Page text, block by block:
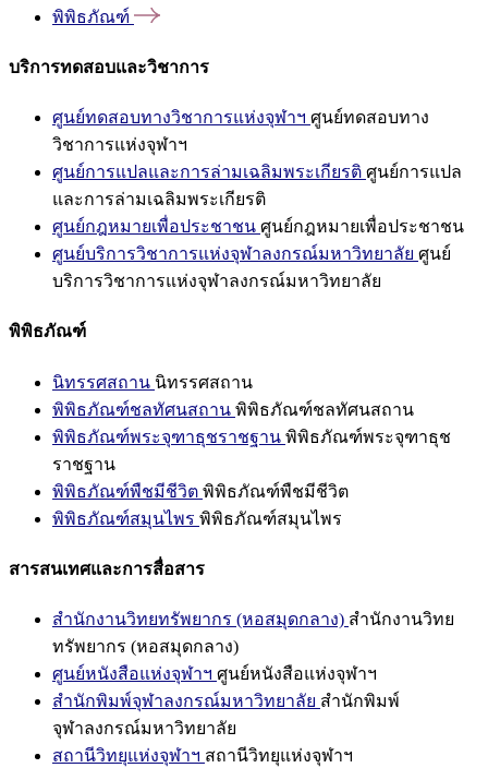
พิพิธภัณฑ์
บริการทดสอบและวิชาการ
ศูนย์ทดสอบทางวิชาการแห่งจุฬาฯ ศูนย์ทดสอบทาง
วิชาการแห่งจุฬาฯ
ศูนย์การแปลและการล่ามเฉลิมพระเกียรติ ศูนย์การแปล
และการล่ามเฉลิมพระเกียรติ
ศูนย์กฎหมายเพื่อประชาชน ศูนย์กฎหมายเพื่อประชาชน
ศูนย์บริการวิชาการแห่งจุฬาลงกรณ์มหาวิทยาลัย ศูนย์
บริการวิชาการแห่งจุฬาลงกรณ์มหาวิทยาลัย
พิพิธภัณฑ์
นิทรรศสถาน นิทรรศสถาน
พิพิธภัณฑ์ชลทัศนสถาน พิพิธภัณฑ์ชลทัศนสถาน
พิพิธภัณฑ์พระจุฑาธุชราชฐาน พิพิธภัณฑ์พระจุฑาธุช
ราชฐาน
พิพิธภัณฑ์พืชมีชีวิต พิพิธภัณฑ์พืชมีชีวิต
พิพิธภัณฑ์สมุนไพร พิพิธภัณฑ์สมุนไพร
สารสนเทศและการสื่อสาร
สำนักงานวิทยทรัพยากร (หอสมุดกลาง) สำนักงานวิทย
ทรัพยากร (หอสมุดกลาง)
ศูนย์หนังสือแห่งจุฬาฯ ศูนย์หนังสือแห่งจุฬาฯ
สำนักพิมพ์จุฬาลงกรณ์มหาวิทยาลัย สำนักพิมพ์
จุฬาลงกรณ์มหาวิทยาลัย
สถานีวิทยุแห่งจุฬาฯ สถานีวิทยุแห่งจุฬาฯ